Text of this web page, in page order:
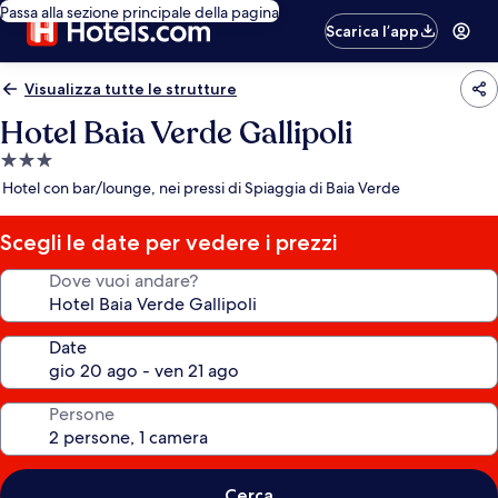
Passa alla sezione principale della pagina
Scarica l’app
Visualizza tutte le strutture
Hotel Baia Verde Gallipoli
Struttura
a
stelle
Hotel con bar/lounge, nei pressi di Spiaggia di Baia Verde
Scegli le date per vedere i prezzi
Dove vuoi andare?
Date
Persone